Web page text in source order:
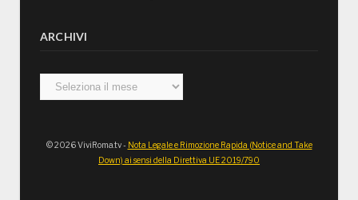
ARCHIVI
Archivi
© 2026 ViviRoma.tv - Nota Legale e Rimozione Rapida (Notice and Take
Down) ai sensi della Direttiva UE 2019/790